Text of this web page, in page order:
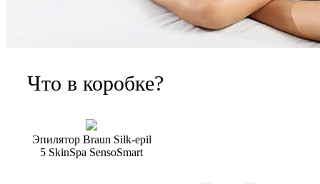
Что в коробке?
Эпилятор Braun Silk-epil
5 SkinSpa SensoSmart